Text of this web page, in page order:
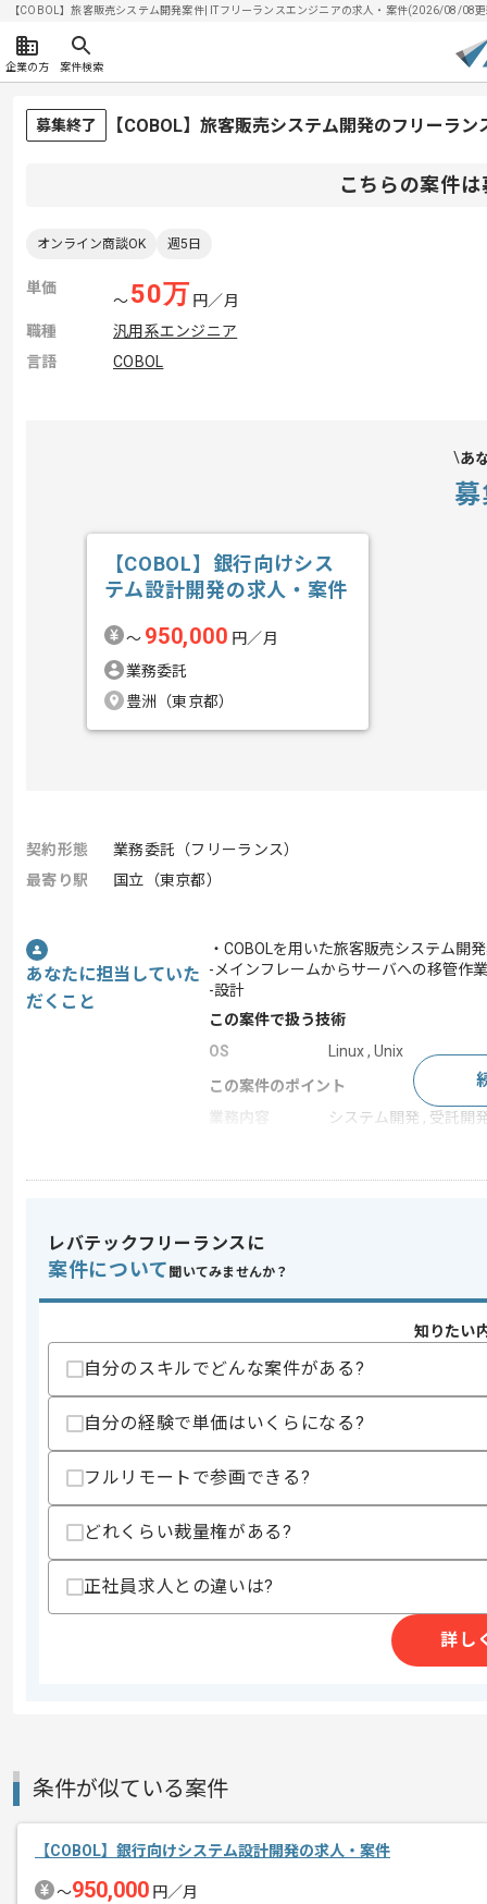
【COBOL】旅客販売システム開発案件| ITフリーランスエンジニアの求人・案件(2026/08/08
企業の方 案件検索
募集終了 【COBOL】旅客販売システム開発のフリーラン
こちらの案件
オンライン商談OK 週5日
単価
〜50万 円／月
職種
汎用系エンジニア
言語
COBOL
あ
【COBOL】銀行向けシス
テム設計開発の求人・案件
〜 950,000 円／月
業務委託
豊洲（東京都）
契約形態
業務委託（フリーランス）
最寄り駅
国立（東京都）
あなたに担当していた
だくこと
・COBOLを用いた旅客販売システム開
-メインフレームからサーバへの移管作業
-設計
この案件で扱う技術
OS
Linux , Unix
この案件のポイント
システム開発 , 受託開
スキル
求めるスキル
・COBOLを用いたプログラミング経験
歓迎スキル
・UNIX、Linuxプラットフォームを用い
スキルに不安がある方へ
上記に似た経験やスキルをお持ちであれば申
その他募集要項
商談回数
募集人数
作業開始日
2025/12/01
ネットワークインテグレーション事業
基本的には常駐での作業を見込んでおり
チームでの開発が得意な方にマッチしま
レバテックフリーランスに
案件について 聞いてみませんか？
知りたい
自分のスキルでどんな案件がある?
自分の経験で単価はいくらになる?
フルリモートで参画できる?
どれくらい裁量権がある?
正社員求人との違いは?
詳し
条件が似ている案件
【COBOL】銀行向けシステム設計開発の求人・案件
〜950,000 円／月